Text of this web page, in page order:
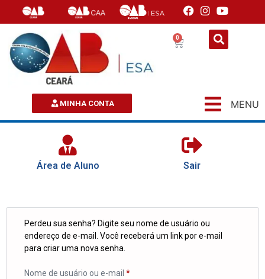
0
MINHA CONTA MENU
Área de Aluno Sair
Perdeu sua senha? Digite seu nome de usuário ou
endereço de e-mail. Você receberá um link por e-mail
para criar uma nova senha.
Nome de usuário ou e-mail *